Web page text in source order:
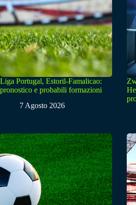
Liga Portugal, Estoril-Famalicao:
pronostico e probabili formazioni
7 Agosto 2026